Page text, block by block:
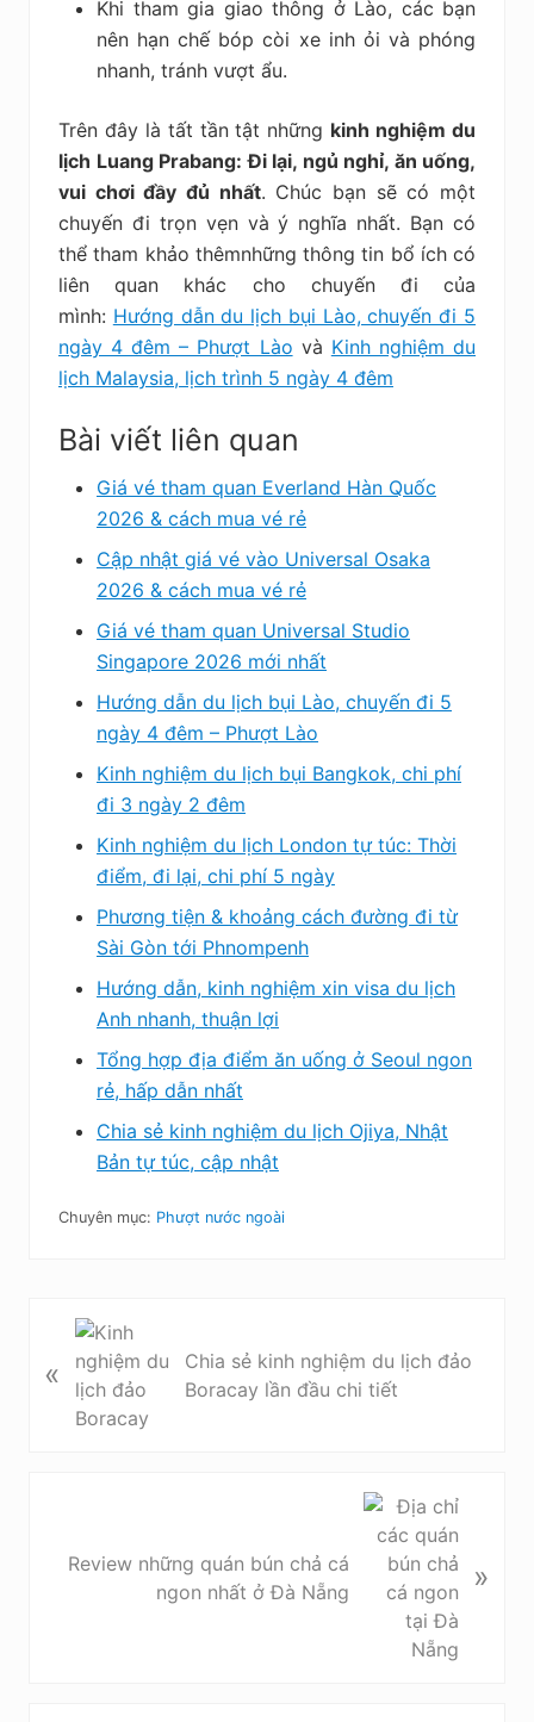
Khi tham gia giao thông ở Lào, các bạn
nên hạn chế bóp còi xe inh ỏi và phóng
nhanh, tránh vượt ẩu.
Trên đây là tất tần tật những kinh nghiệm du
lịch Luang Prabang: Đi lại, ngủ nghỉ, ăn uống,
vui chơi đầy đủ nhất. Chúc bạn sẽ có một
chuyến đi trọn vẹn và ý nghĩa nhất. Bạn có
thể tham khảo thêmnhững thông tin bổ ích có
liên quan khác cho chuyến đi của
mình: Hướng dẫn du lịch bụi Lào, chuyến đi 5
ngày 4 đêm – Phượt Lào và Kinh nghiệm du
lịch Malaysia, lịch trình 5 ngày 4 đêm
Bài viết liên quan
Giá vé tham quan Everland Hàn Quốc
2026 & cách mua vé rẻ
Cập nhật giá vé vào Universal Osaka
2026 & cách mua vé rẻ
Giá vé tham quan Universal Studio
Singapore 2026 mới nhất
Hướng dẫn du lịch bụi Lào, chuyến đi 5
ngày 4 đêm – Phượt Lào
Kinh nghiệm du lịch bụi Bangkok, chi phí
đi 3 ngày 2 đêm
Kinh nghiệm du lịch London tự túc: Thời
điểm, đi lại, chi phí 5 ngày
Phương tiện & khoảng cách đường đi từ
Sài Gòn tới Phnompenh
Hướng dẫn, kinh nghiệm xin visa du lịch
Anh nhanh, thuận lợi
Tổng hợp địa điểm ăn uống ở Seoul ngon
rẻ, hấp dẫn nhất
Chia sẻ kinh nghiệm du lịch Ojiya, Nhật
Bản tự túc, cập nhật
Chuyên mục: Phượt nước ngoài
i
«
Chia sẻ kinh nghiệm du lịch đảo
Boracay lần đầu chi tiết
Review những quán bún chả cá
ngon nhất ở Đà Nẵng
»